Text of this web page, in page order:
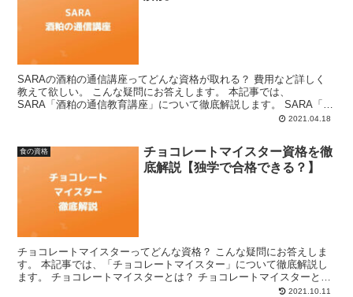
SARAの酒粕の通信講座ってどんな資格が取れる？ 費用など詳しく
教えて欲しい。 こんな疑問にお答えします。 本記事では、
SARA「酒粕の通信教育講座」について徹底解説します。 SARA「酒
2021.04.18
食の資格
チョコレートマイスター資格を徹
底解説【独学で合格できる？】
チョコレートマイスターってどんな資格？ こんな疑問にお答えしま
す。 本記事では、「チョコレートマイスター」について徹底解説し
ます。 チョコレートマイスターとは？ チョコレートマイスターと
は、チョコレートに関連するあらゆる知識を十分に身につけ...2021.10.11